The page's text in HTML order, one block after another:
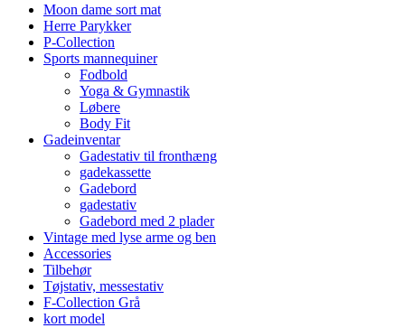
Moon dame sort mat
Herre Parykker
P-Collection
Sports mannequiner
Fodbold
Yoga & Gymnastik
Løbere
Body Fit
Gadeinventar
Gadestativ til fronthæng
gadekassette
Gadebord
gadestativ
Gadebord med 2 plader
Vintage med lyse arme og ben
Accessories
Tilbehør
Tøjstativ, messestativ
F-Collection Grå
kort model